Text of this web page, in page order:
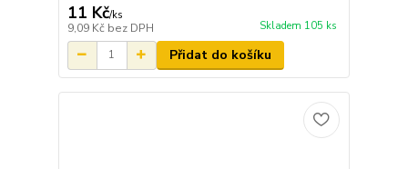
11 Kč/ks
9,09 Kč bez DPH Skladem 105 ks
Přidat do košíku